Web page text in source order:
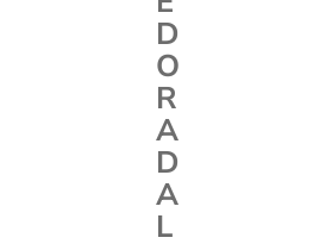
D
O
R
A
D
A
L